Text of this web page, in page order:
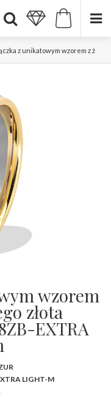
z unikatowym wzorem z
wzorem
złota
EXTRA
LIGHT-M